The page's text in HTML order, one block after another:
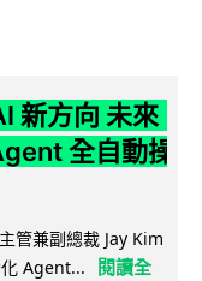
新方向 未來
全自動操
管兼副總裁 Jay Kim
Agent...
閱讀全